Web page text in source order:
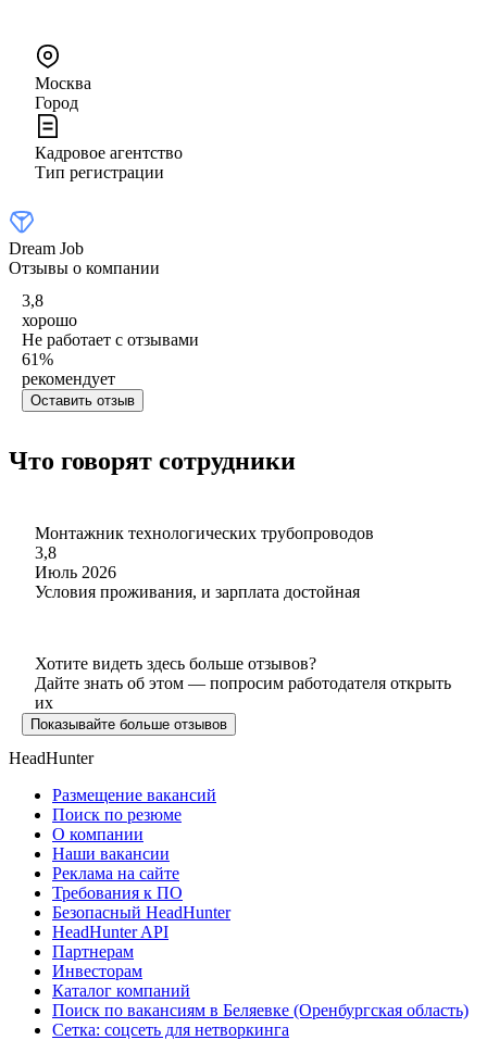
Москва
Город
Кадровое агентство
Тип регистрации
Dream Job
Отзывы о компании
3,8
хорошо
Не работает с отзывами
61%
рекомендует
Оставить отзыв
Что говорят сотрудники
Монтажник технологических трубопроводов
3,8
Июль 2026
Условия проживания, и зарплата достойная
Хотите видеть здесь больше отзывов?
Дайте знать об этом — попросим работодателя открыть
их
Показывайте больше отзывов
HeadHunter
Размещение вакансий
Поиск по резюме
О компании
Наши вакансии
Реклама на сайте
Требования к ПО
Безопасный HeadHunter
HeadHunter API
Партнерам
Инвесторам
Каталог компаний
Поиск по вакансиям в Беляевке (Оренбургская область)
Сетка: соцсеть для нетворкинга